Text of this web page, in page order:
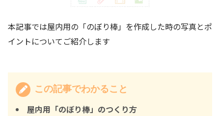
本記事では屋内用の「のぼり棒」を作成した時の写真とポ
イントについてご紹介します
この記事でわかること
屋内用「のぼり棒」のつくり方